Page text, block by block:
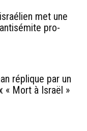
met une
pro-
réplique par un
« Mort à Israël »